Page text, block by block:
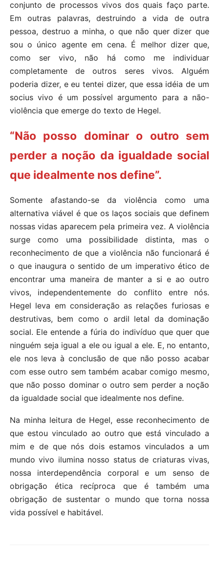
conjunto de processos vivos dos quais faço parte.
Em outras palavras, destruindo a vida de outra
pessoa, destruo a minha, o que não quer dizer que
sou o único agente em cena. É melhor dizer que,
como ser vivo, não há como me individuar
completamente de outros seres vivos. Alguém
poderia dizer, e eu tentei dizer, que essa idéia de um
socius vivo é um possível argumento para a não-
violência que emerge do texto de Hegel.
“Não posso dominar o outro sem
perder a noção da igualdade social
que idealmente nos define”.
Somente afastando-se da violência como uma
alternativa viável é que os laços sociais que definem
nossas vidas aparecem pela primeira vez. A violência
surge como uma possibilidade distinta, mas o
reconhecimento de que a violência não funcionará é
o que inaugura o sentido de um imperativo ético de
encontrar uma maneira de manter a si e ao outro
vivos, independentemente do conflito entre nós.
Hegel leva em consideração as relações furiosas e
destrutivas, bem como o ardil letal da dominação
social. Ele entende a fúria do indivíduo que quer que
ninguém seja igual a ele ou igual a ele. E, no entanto,
ele nos leva à conclusão de que não posso acabar
com esse outro sem também acabar comigo mesmo,
que não posso dominar o outro sem perder a noção
da igualdade social que idealmente nos define.
Na minha leitura de Hegel, esse reconhecimento de
que estou vinculado ao outro que está vinculado a
mim e de que nós dois estamos vinculados a um
mundo vivo ilumina nosso status de criaturas vivas,
nossa interdependência corporal e um senso de
obrigação ética recíproca que é também uma
obrigação de sustentar o mundo que torna nossa
vida possível e habitável.